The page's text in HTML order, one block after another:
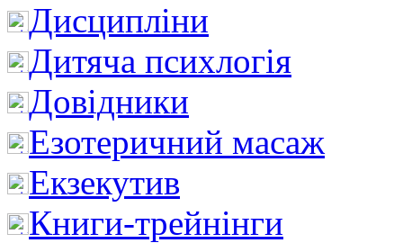
Дисципліни
Дитяча психлогія
Довідники
Езотеричний масаж
Екзекутив
Книги-трейнінги